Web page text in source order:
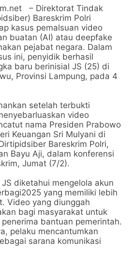
– Direktorat Tindak
Bareskrim Polri
kasus pemalsuan video
buatan (AI) atau deepfake
pejabat negara. Dalam
ini, penyidik berhasil
baru berinisial JS (25) di
Provinsi Lampung, pada 4
setelah terbukti
video
nama Presiden Prabowo
Keuangan Sri Mulyani di
Bareskrim Polri,
Bayu Aji, dalam konferensi
Jumat (7/2).
diketahui mengelola akun
yang memiliki lebih
Video yang diunggah
bagi masyarakat untuk
bantuan pemerintah.
pelaku mencantumkan
sarana komunikasi